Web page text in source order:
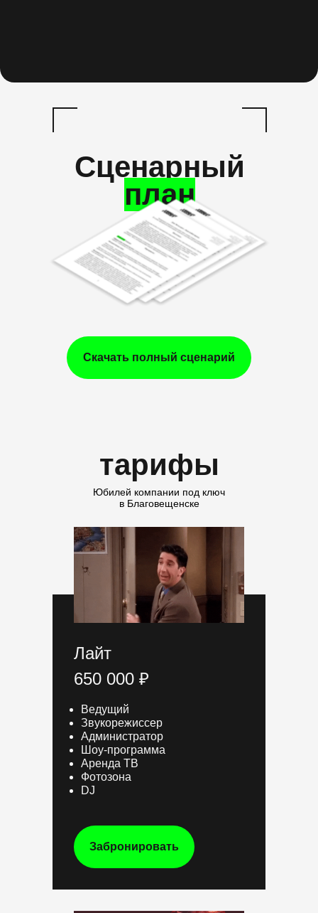
Сценарный
план
Скачать полный сценарий
тарифы
Юбилей компании под ключ
в Благовещенске
Лайт
650 000 ₽
Ведущий
Звукорежиссер
Администратор
Шоу-программа
Аренда ТВ
Фотозона
DJ
Забронировать